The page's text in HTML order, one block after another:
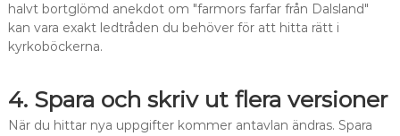
halvt bortglömd anekdot om "farmors farfar från Dalsland"
kan vara exakt ledtråden du behöver för att hitta rätt i
kyrkoböckerna.
4. Spara och skriv ut flera versioner
När du hittar nya uppgifter kommer antavlan ändras. Spara